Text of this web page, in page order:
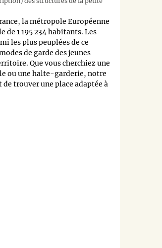
la métropole Européenne
1 195 234 habitants. Les
les plus peuplées de ce
de garde des jeunes
Que vous cherchiez une
ou une halte-garderie, notre
trouver une place adaptée à